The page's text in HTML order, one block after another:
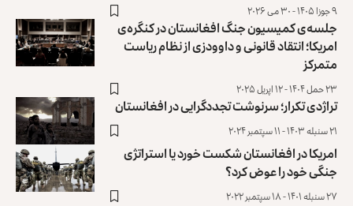
۹ جوزا ۱۴۰۵ - ۳۰ می ۲۰۲۶
جلسه‌ی کمیسیون جنگ افغانستان در کنگره‌ی
امریکا؛ انتقاد قانونی و داوودزی از نظام ریاست
متمرکز
۲۳ حمل ۱۴۰۴ - ۱۲ اپریل ۲۰۲۵
تراژدی تکرار؛ سرنوشت تجددگرایی در افغانستان
۲۱ سنبله ۱۴۰۳ - ۱۱ سپتمبر ۲۰۲۴
امریکا در افغانستان شکست خورد یا استراتژی
جنگی خود را عوض کرد؟
۲۷ سنبله ۱۴۰۱ - ۱۸ سپتمبر ۲۰۲۲